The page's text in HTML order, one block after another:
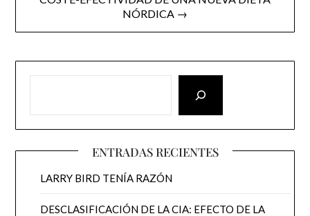
NÓRDICA →
ENTRADAS RECIENTES
LARRY BIRD TENÍA RAZÓN
DESCLASIFICACIÓN DE LA CIA: EFECTO DE LA